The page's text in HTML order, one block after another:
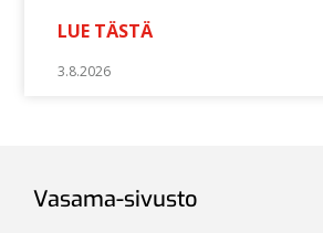
LUE TÄSTÄ
3.8.2026
Vasama-sivusto